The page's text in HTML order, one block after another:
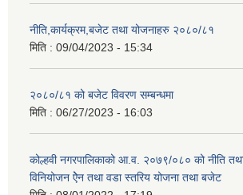
नीति,कार्यक्रम,बजेट तथा योजनाहरु २०८०/८१
मिति : 09/04/2023 - 15:34
२०८०/८१ को बजेट विवरण सम्बन्धमा
मिति : 06/27/2023 - 16:03
कोल्हवी नगरपालिकाको आ.व. २०७९/०८० को नीति
विनियोजन ऐेन तथा वडा स्तरिय योजना तथा बजेट